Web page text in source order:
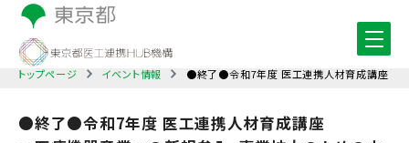
トップページ イベント情報 ●終了●令和7年度 医工連携人材育成講座
●終了●令和7年度 医工連携人材育成講座